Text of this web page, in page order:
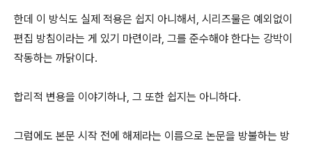
한데 이 방식도 실제 적용은 쉽지 아니해서, 시리즈물은 예외없이
편집 방침이라는 게 있기 마련이라, 그를 준수해야 한다는 강박이
작동하는 까닭이다.
합리적 변용을 이야기하나, 그 또한 쉽지는 아니하다.
그럼에도 본문 시작 전에 해제라는 이름으로 논문을 방불하는 방